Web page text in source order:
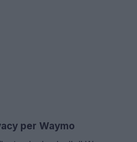
per Waymo